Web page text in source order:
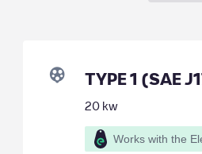
TYPE 1 (SAE
20kw
Works with the